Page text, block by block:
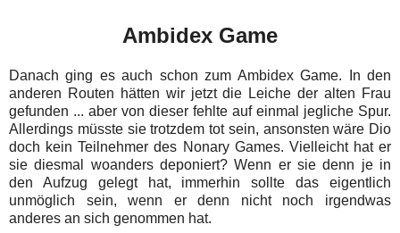
Ambidex Game
Danach ging es auch schon zum Ambidex Game. In den
anderen Routen hätten wir jetzt die Leiche der alten Frau
gefunden ... aber von dieser fehlte auf einmal jegliche Spur.
Allerdings müsste sie trotzdem tot sein, ansonsten wäre Dio
doch kein Teilnehmer des Nonary Games. Vielleicht hat er
sie diesmal woanders deponiert? Wenn er sie denn je in
den Aufzug gelegt hat, immerhin sollte das eigentlich
unmöglich sein, wenn er denn nicht noch irgendwas
anderes an sich genommen hat.